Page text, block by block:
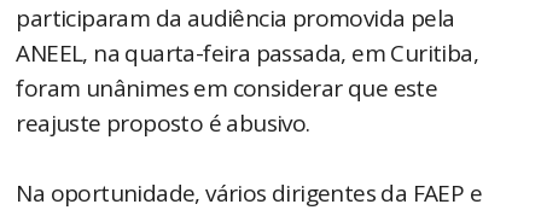
participaram da audiência promovida pela
ANEEL, na quarta-feira passada, em Curitiba,
foram unânimes em considerar que este
reajuste proposto é abusivo.
Na oportunidade, vários dirigentes da FAEP e